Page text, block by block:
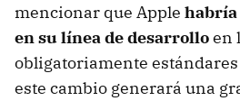
mencionar que Apple
en su línea de desarrolloen
obligatoriamente
este cambio generará una